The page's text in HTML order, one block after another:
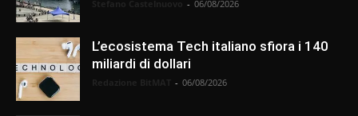
- 06/08/2026
L’ecosistema Tech italiano sfiora i 140
miliardi di dollari
- 06/08/2026